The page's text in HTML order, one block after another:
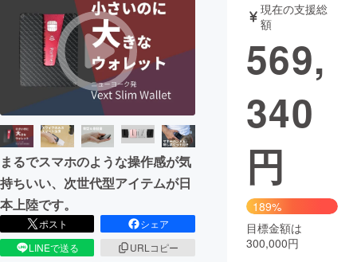
テクノロジー・ガジェット
映像・映画 書籍・雑誌
ビジネス・起業 チャレンジ
まちづくり・地域活性化
CAMPFIRE for Social Good
CAMPFIRE Creation
CAMPFIREふるさと納税
コミュニティ
まるでスマホのような操作感が気
持ちいい、次世代型アイテムが日
本上陸です。
ポスト
シェア
LINEで送る
URLコピー
現在の支援総
額
569,
340
円
189%
目標金額は
300,000円